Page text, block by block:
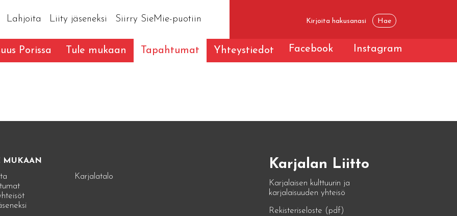
Lahjoita Liity jäseneksi Siirry SieMie-puotiin
Porissa Tule mukaan Tapahtumat Yhteystiedot Facebook Instagram
MUKAAN
Karjalatalo
Karjalan Liitto
Karjalaisen kulttuurin ja
karjalaisuuden yhteisö
Rekisteriseloste (pdf)